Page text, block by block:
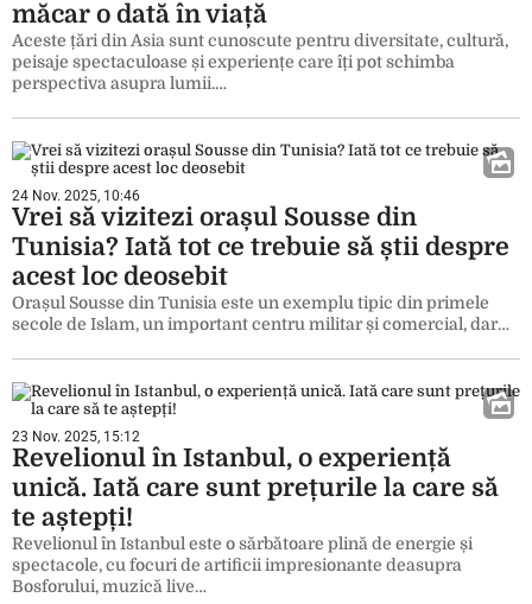
măcar o dată în viață
Aceste țări din Asia sunt cunoscute pentru diversitate, cultură,
peisaje spectaculoase și experiențe care îți pot schimba
perspectiva asupra lumii.…
24 Nov. 2025, 10:46
Vrei să vizitezi orașul Sousse din
Tunisia? Iată tot ce trebuie să știi despre
acest loc deosebit
Orașul Sousse din Tunisia este un exemplu tipic din primele
secole de Islam, un important centru militar și comercial, dar…
23 Nov. 2025, 15:12
Revelionul în Istanbul, o experiență
unică. Iată care sunt prețurile la care să
te aștepți!
Revelionul în Istanbul este o sărbătoare plină de energie și
spectacole, cu focuri de artificii impresionante deasupra
Bosforului, muzică live…